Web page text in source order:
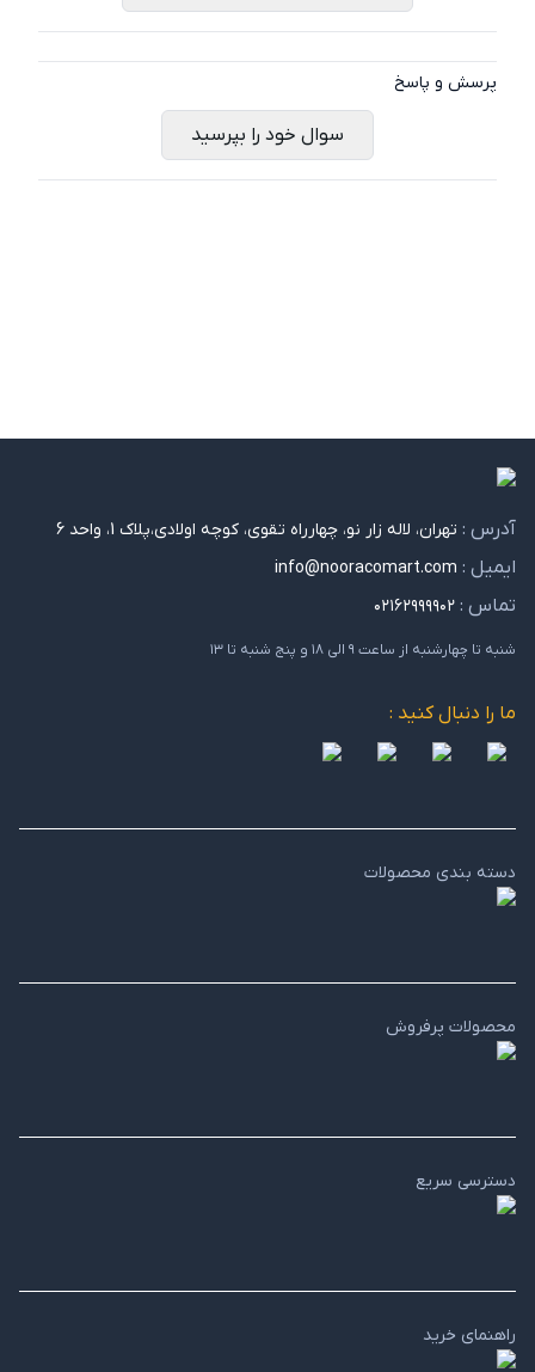
پرسش و پاسخ
سوال خود را بپرسید
آدرس : تهران، لاله زار نو، چهارراه تقوی، کوچه اولادی،پلاک 1، واحد 6
ایمیل : info@nooracomart.com
تماس : ۰۲۱۶۲۹۹۹۹۰۲
شنبه تا چهارشنبه از ساعت ۹ الی ۱۸ و پنج شنبه تا ۱۳
ما را دنبال کنید :
دسته بندی محصولات
محصولات پرفروش
دسترسی سریع
راهنمای خرید